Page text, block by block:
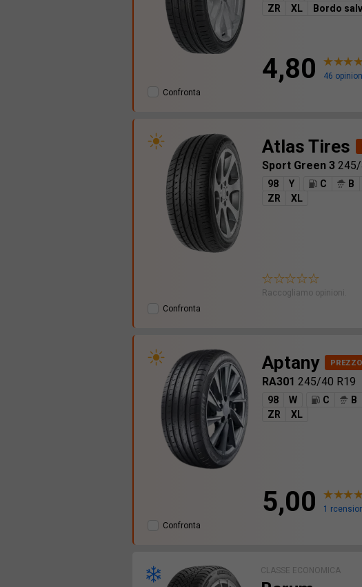
ZR
XL Bordo
4,80 46
Confronta
Atlas Tires
Sport Green 3
98 Y C B
ZR
XL
Raccogliamo opinioni.
Confronta
Aptany
RA301 245/40 R19
98 W C B
ZR
XL
5,00 1
Confronta
CLASSE ECONOMICA